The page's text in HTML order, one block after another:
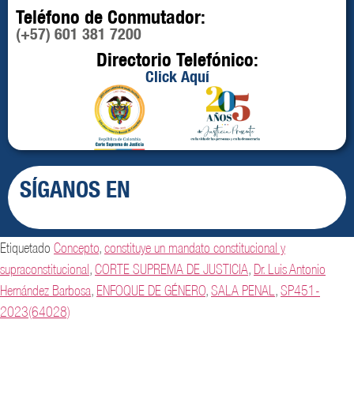
Teléfono de Conmutador:
(+57) 601 381 7200
Directorio Telefónico:
Click Aquí
SÍGANOS EN
Etiquetado Concepto,constituye un mandato constitucional y
supraconstitucional,CORTE SUPREMA DE JUSTICIA, Dr. Luis Antonio
Hernández Barbosa, ENFOQUE DE GÉNERO,SALA PENAL ,SP451-
2023(64028)